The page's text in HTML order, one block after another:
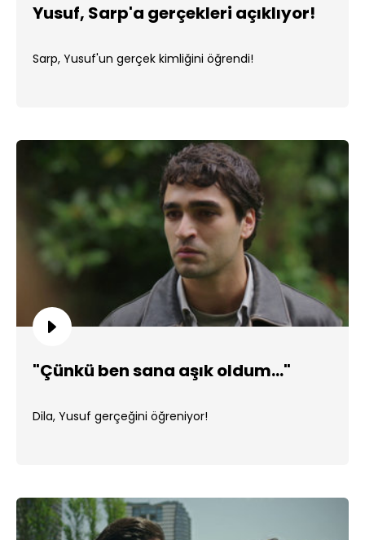
Yusuf, Sarp'a gerçekleri açıklıyor!
Sarp, Yusuf'un gerçek kimliğini öğrendi!
"Çünkü ben sana aşık oldum..."
Dila, Yusuf gerçeğini öğreniyor!